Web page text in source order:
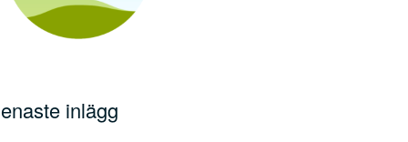
inlägg